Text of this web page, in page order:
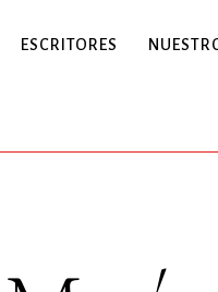
ESCRITORES